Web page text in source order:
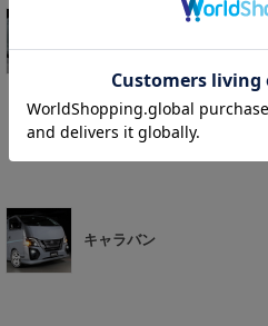
キャラバン